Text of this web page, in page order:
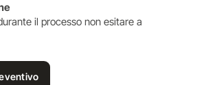
il processo non esitare a